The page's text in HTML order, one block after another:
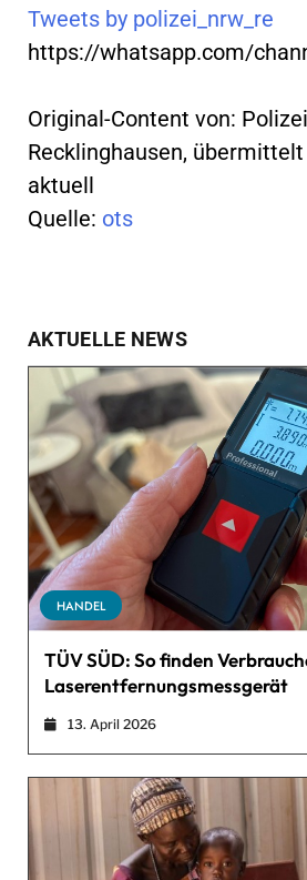
Tweets by polizei_nrw_re
https://whatsapp.com/
Original-Content von:
Recklinghausen,
aktuell
Quelle: ots
AKTUELLE NEWS
HANDEL
TÜV SÜD: So finden
Laserentfernungsmessgerät
13. April 2026